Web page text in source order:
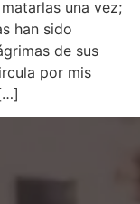
una vez;
han sido
de sus
por mis